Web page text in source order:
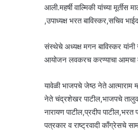
आली.महर्षी वाल्मिकी यांच्या
,उपाध्यक्ष भरत बाविस्कर,सचिव
संस्थेचे अध्यक्ष मगन बाविस्कर यांनी
आयोजन लवकरच करण्याचा
यावेळी भाजपचे जेष्ठ नेते
नेते चंद्रशेखर पाटील,भाजपचे
नारायण पाटील,प्रदीप
पत्रकार व राष्ट्रवादी काँग्रेसचे